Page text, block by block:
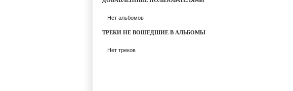
Нет альбомов
ТРЕКИ НЕ ВОШЕДШИЕ В АЛЬБОМЫ
Нет треков